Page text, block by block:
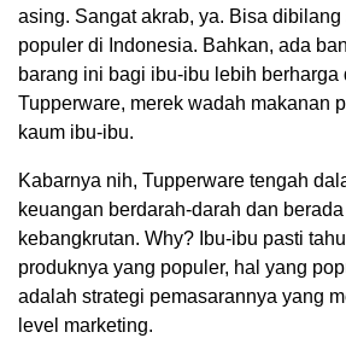
asing. Sangat akrab, ya. Bisa
populer di Indonesia. Bahkan, ada
barang ini bagi ibu-ibu lebih berharga
Tupperware, merek wadah makanan
kaum ibu-ibu.
Kabarnya nih, Tupperware tengah
keuangan berdarah-darah dan
kebangkrutan. Why? Ibu-ibu pasti
produknya yang populer, hal yang
adalah strategi pemasarannya yang
level marketing.